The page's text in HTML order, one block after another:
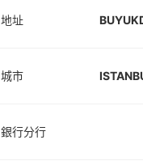
地址
城市
銀行分行